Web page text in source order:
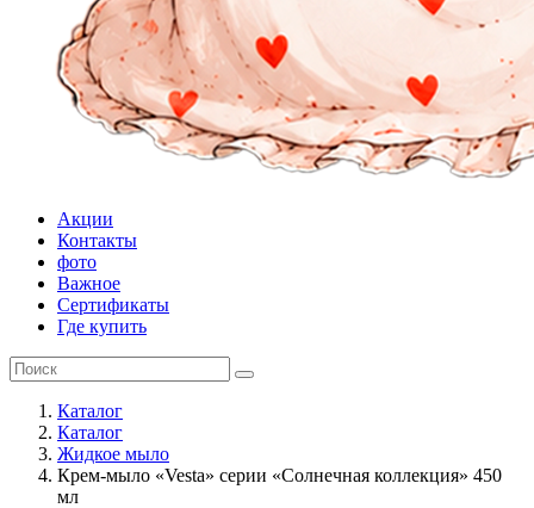
Акции
Контакты
фото
Важное
Сертификаты
Где купить
Каталог
Каталог
Жидкое мыло
Крем-мыло «Vesta» серии «Солнечная коллекция» 450
мл